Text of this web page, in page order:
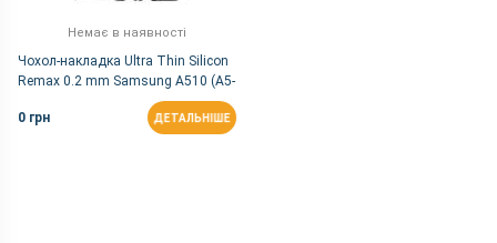
Немає в наявності
Чохол-накладка Ultra Thin Silicon
Remax 0.2 mm Samsung A510 (A5-
0 грн
ДЕТАЛЬНІШЕ